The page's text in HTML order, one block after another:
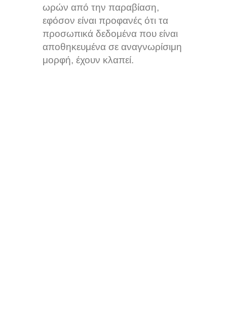
ωρών από την παραβίαση,
εφόσον είναι προφανές ότι τα
προσωπικά δεδομένα που είναι
αποθηκευμένα σε αναγνωρίσιμη
μορφή, έχουν κλαπεί.